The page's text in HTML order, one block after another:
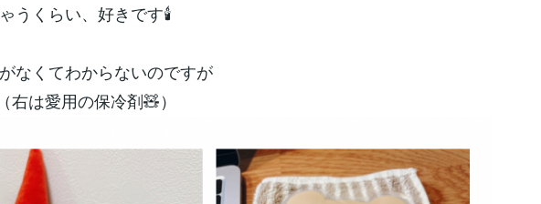
うくらい、好きです🕯️
なくてわからないのですが
は愛用の保冷剤🧸）